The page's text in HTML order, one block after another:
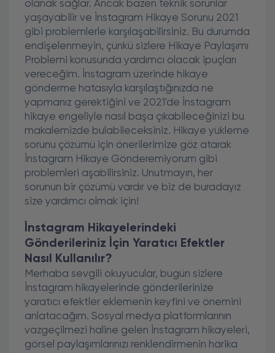
olanak sağlar. Ancak bazen teknik sorunlar
yaşayabilir ve İnstagram Hikaye Sorunu 2021
gibi problemlerle karşılaşabilirsiniz. Bu durumda
endişelenmeyin, çünkü sizlere Hikaye Paylaşımı
Problemi konusunda yardımcı olacak ipuçları
vereceğim. İnstagram üzerinde hikaye
gönderme hatasıyla karşılaştığınızda ne
yapmanız gerektiğini ve 2021'de İnstagram
hikaye engeliyle nasıl başa çıkabileceğinizi bu
makalemizde bulabileceksiniz. Hikaye yükleme
sorunu çözümü için önerilerimize göz atarak
İnstagram Hikaye Gönderemiyorum gibi
problemleri aşabilirsiniz. Unutmayın, her
sorunun bir çözümü vardır ve biz de buradayız
size yardımcı olmak için!
İnstagram Hikayelerindeki
Gönderileriniz İçin Yaratıcı Efektler
Nasıl Kullanılır?
Merhaba sevgili okuyucular, bugün sizlere
İnstagram hikayelerinde gönderilerinize
yaratıcı efektler eklemenin keyfini ve önemini
anlatacağım. Sosyal medya platformlarının
vazgeçilmezi haline gelen İnstagram hikayeleri,
görsel paylaşımlarınızı renklendirmenin harika